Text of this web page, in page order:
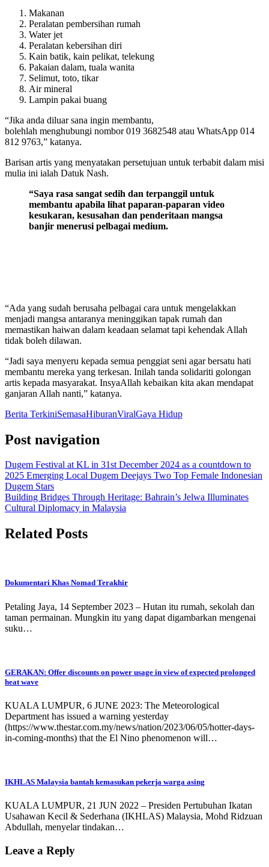
Makanan
Peralatan pembersihan rumah
Water jet
Peralatan kebersihan diri
Kain batik, kain pelikat, telekung
Pakaian dalam, tuala wanita
Selimut, toto, tikar
Air mineral
Lampin pakai buang
“Jika anda diluar sana ingin membantu,
bolehlah menghubungi nombor 019 3682548 atau WhatsApp 014
812 9763,” katanya.
Barisan artis yang menyatakan persetujuan untuk terbabit dalam misi
mulia ini ialah Datuk Nash.
“Saya rasa sangat sedih dan terpanggil untuk
membantu apabila lihat paparan-paparan video
kesukaran, kesusahan dan penderitaan mangsa
banjir menerusi pelbagai medium.
“Ada yang sudah berusaha pelbagai cara untuk mengelakkan
menjadi mangsa antaranya meninggikan tapak rumah dan
memastikan haiwan dalam keadaan selamat tapi kehendak Allah
tidak boleh dilawan.
“Jadi saya menyeru kepada semua penggiat seni agar bersatu hati
membantu mereka yang terkesan. Inilah tanda solidariti golongan
artis kepada masyarakat. InsyaAllah kebaikan kita akan mendapat
ganjaran Allah nanti,” katanya.
Berita TerkiniSemasaHiburanViralGaya Hidup
Post navigation
Dugem Festival at KL in 31st December 2024 as a countdown to
2025 Emerging Local Dugem Deejays Two Top Female Indonesian
Dugem Stars
Building Bridges Through Heritage: Bahrain’s Jelwa Illuminates
Cultural Diplomacy in Malaysia
Related Posts
Dokumentari Khas Nomad Terakhir
Petaling Jaya, 14 September 2023 – Hutan itu rumah, sekolah dan
taman permainan. Mungkin itu yang dapat digambarkan mengenai
suku…
GERAKAN: Offer discounts on power usage in view of expected prolonged
heat wave
KUALA LUMPUR, 6 JUNE 2023: The Meteorological
Department has issued a warning yesterday
(https://www.thestar.com.my/news/nation/2023/06/05/hotter-days-
in-coming-months) that the El Nino phenomenon will…
IKHLAS Malaysia bantah kemasukan pekerja warga asing
KUALA LUMPUR, 21 JUN 2022 – Presiden Pertubuhan Ikatan
Usahawan Kecil & Sederhana (IKHLAS) Malaysia, Mohd Ridzuan
Abdullah, menyelar tindakan…
Leave a Reply